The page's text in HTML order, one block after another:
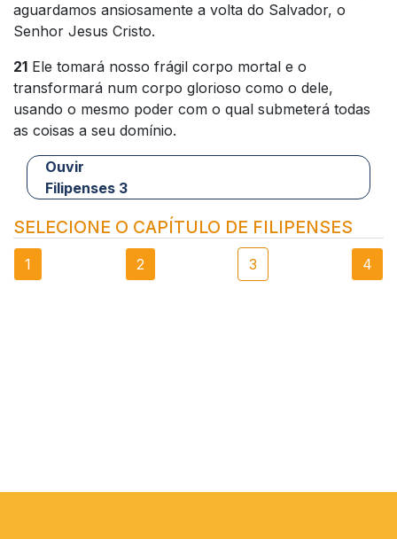
aguardamos ansiosamente a volta do Salvador, o
Senhor Jesus Cristo.
21 Ele tomará nosso frágil corpo mortal e o
transformará num corpo glorioso como o dele,
usando o mesmo poder com o qual submeterá todas
as coisas a seu domínio.
Ouvir
Filipenses 3
SELECIONE O CAPÍTULO DE FILIPENSES
1 2 3 4